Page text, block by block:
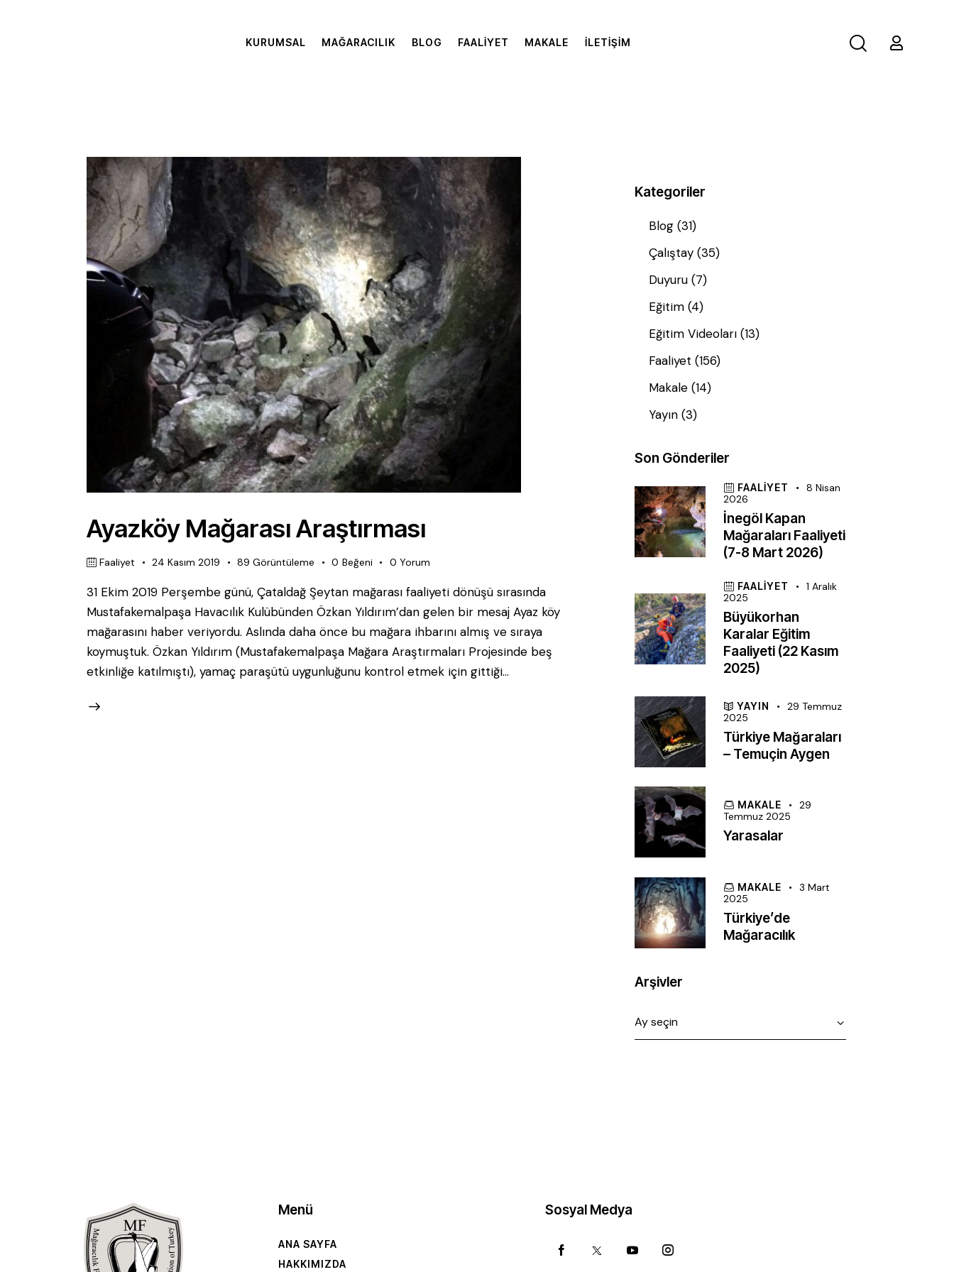
KURUMSAL MAĞARACILIK BLOG FAALIYET MAKALE İLETIŞIM
Ayazköy Mağarası Araştırması
Faaliyet 24 Kasım 2019 89 Görüntüleme 0 Beğeni 0 Yorum
31 Ekim 2019 Perşembe günü, Çataldağ Şeytan mağarası faaliyeti dönüşü sırasında
Mustafakemalpaşa Havacılık Kulübünden Özkan Yıldırım’dan gelen bir mesaj Ayaz köy
mağarasını haber veriyordu. Aslında daha önce bu mağara ihbarını almış ve sıraya
koymuştuk. Özkan Yıldırım (Mustafakemalpaşa Mağara Araştırmaları Projesinde beş
etkinliğe katılmıştı), yamaç paraşütü uygunluğunu kontrol etmek için gittiği…
Kategoriler
Blog (31)
Çalıştay (35)
Duyuru (7)
Eğitim (4)
Eğitim Videoları (13)
Faaliyet (156)
Makale (14)
Yayın (3)
Son Gönderiler
FAALIYET
8 Nisan
2026
İnegöl Kapan
Mağaraları Faaliyeti
(7-8 Mart 2026)
FAALIYET
1 Aralık
2025
Büyükorhan
Karalar Eğitim
Faaliyeti (22 Kasım
2025)
YAYIN
29 Temmuz
2025
Türkiye Mağaraları
– Temuçin Aygen
MAKALE
29
Temmuz 2025
Yarasalar
MAKALE
3 Mart
2025
Türkiye’de
Mağaracılık
Arşivler
Menü
ANA SAYFA
HAKKIMIZDA
Sosyal Medya